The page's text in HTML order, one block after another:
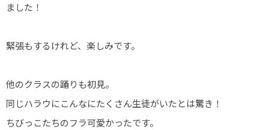
ました！
緊張もするけれど、楽しみです。
他のクラスの踊りも初見。
同じハラウにこんなにたくさん生徒がいたとは驚き！
ちびっこたちのフラ可愛かったです。